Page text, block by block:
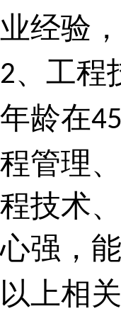
业经验
2、工程
年龄在45
程管理
程技术
心强，
以上相